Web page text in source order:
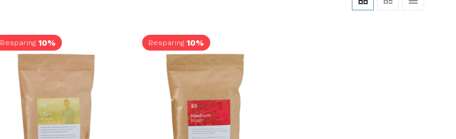
Besparing 10% Besparing 10%